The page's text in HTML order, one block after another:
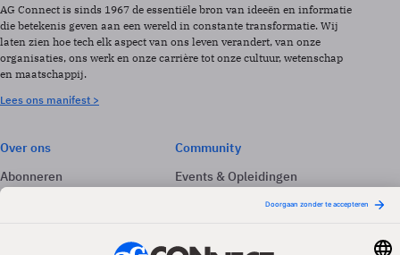
AG Connect is sinds 1967 de essentiële bron van ideeën en informatie
die betekenis geven aan een wereld in constante transformatie. Wij
laten zien hoe tech elk aspect van ons leven verandert, van onze
organisaties, ons werk en onze carrière tot onze cultuur, wetenschap
en maatschappij.
Lees ons manifest >
Over ons
Abonneren
Adverteren
Community
Events & Opleidingen